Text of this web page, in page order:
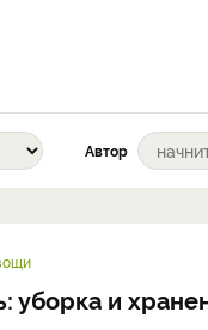
Автор
уборка и